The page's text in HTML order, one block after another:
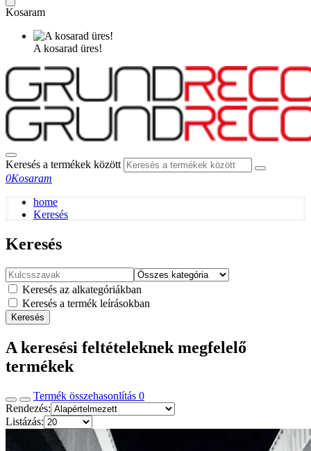
Kosaram
A kosarad üres!
Keresés a termékek között
0Kosaram
home
Keresés
Keresés
Keresés az alkategóriákban
Keresés a termék leírásokban
Keresés
A keresési feltételeknek megfelelő
termékek
Termék összehasonlítás 0
Rendezés:
Listázás: